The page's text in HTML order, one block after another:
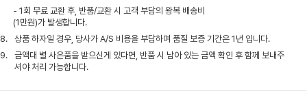
- 1회 무료 교환 후, 반품/교환 시 고객 부담의 왕복 배송비
(1만원)가 발생합니다.
8.
상품 하자일 경우, 당사가 A/S 비용을 부담하며 품질 보증 기간은 1년 입니다.
9.
금액대 별 사은품을 받으신게 있다면, 반품 시 남아 있는 금액 확인 후 함께 보내주
셔야 처리 가능합니다.